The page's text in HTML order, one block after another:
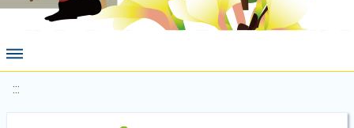
:::